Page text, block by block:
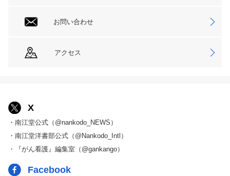
お問い合わせ
アクセス
X
・南江堂公式（@nankodo_NEWS）
・南江堂洋書部公式（@Nankodo_Intl）
・『がん看護』編集室（@gankango）
Facebook